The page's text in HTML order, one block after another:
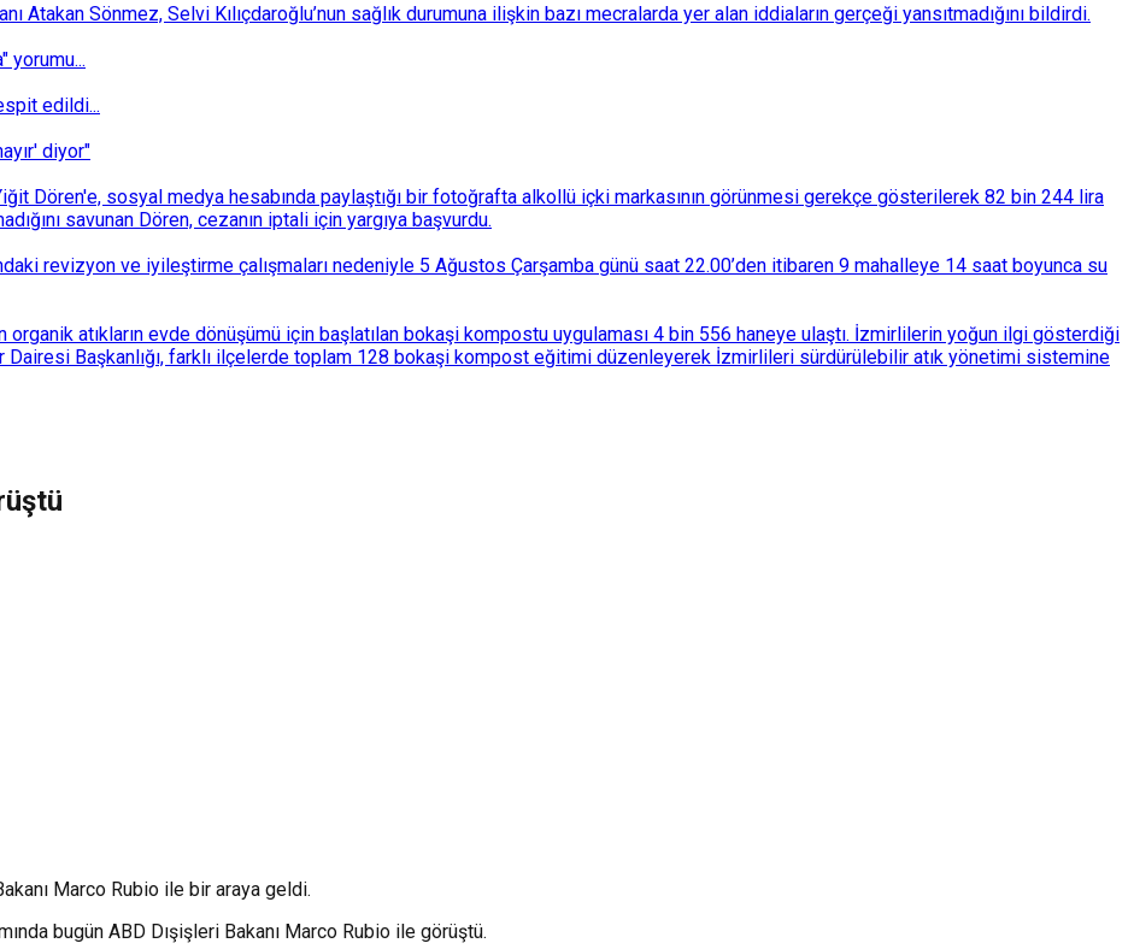
Atakan Sönmez, Selvi Kılıçdaroğlu’nun sağlık durumuna ilişkin bazı mecralarda yer alan iddiaların gerçeği yansıtmadığını bildirdi.
yorumu...
edildi...
diyor"
Dören'e, sosyal medya hesabında paylaştığı bir fotoğrafta alkollü içki markasının görünmesi gerekçe gösterilerek 82 bin 244 lira
savunan Dören, cezanın iptali için yargıya başvurdu.
revizyon ve iyileştirme çalışmaları nedeniyle 5 Ağustos Çarşamba günü saat 22.00’den itibaren 9 mahalleye 14 saat boyunca su
organik atıkların evde dönüşümü için başlatılan bokaşi kompostu uygulaması 4 bin 556 haneye ulaştı. İzmirlilerin yoğun ilgi gösterdiği
Dairesi Başkanlığı, farklı ilçelerde toplam 128 bokaşi kompost eğitimi düzenleyerek İzmirlileri sürdürülebilir atık yönetimi sistemine
Marco Rubio ile bir araya geldi.
bugün ABD Dışişleri Bakanı Marco Rubio ile görüştü.